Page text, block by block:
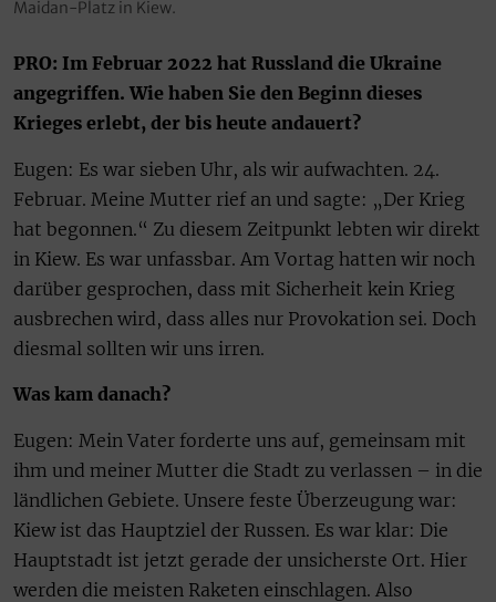
Maidan-Platz in Kiew.
PRO: Im Februar 2022 hat Russland die Ukraine
angegriffen. Wie haben Sie den Beginn dieses
Krieges erlebt, der bis heute andauert?
Eugen: Es war sieben Uhr, als wir aufwachten. 24.
Februar. Meine Mutter rief an und sagte: „Der Krieg
hat begonnen.“ Zu diesem Zeitpunkt lebten wir direkt
in Kiew. Es war unfassbar. Am Vortag hatten wir noch
darüber gesprochen, dass mit Sicherheit kein Krieg
ausbrechen wird, dass alles nur Provokation sei. Doch
diesmal sollten wir uns irren.
Was kam danach?
Eugen: Mein Vater forderte uns auf, gemeinsam mit
ihm und meiner Mutter die Stadt zu verlassen – in die
ländlichen Gebiete. Unsere feste Überzeugung war:
Kiew ist das Hauptziel der Russen. Es war klar: Die
Hauptstadt ist jetzt gerade der unsicherste Ort. Hier
werden die meisten Raketen einschlagen. Also